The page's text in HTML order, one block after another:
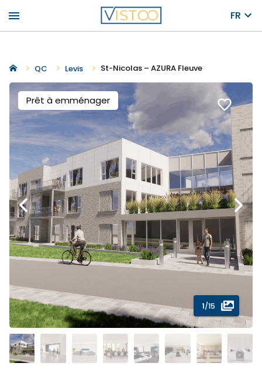
menu FR
QC Levis St-Nicolas – AZURA Fleuve
Prêt à emménager favorite_border
1/15